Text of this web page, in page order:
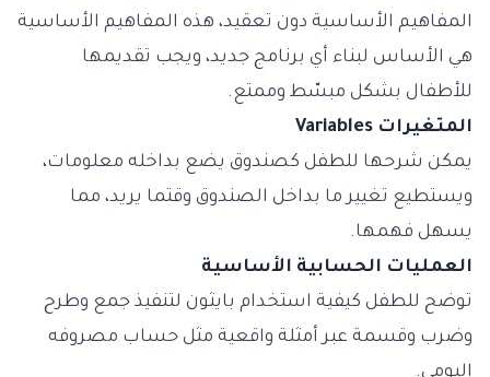
المفاهيم الأساسية دون تعقيد، هذه المفاهيم الأساسية
هي الأساس لبناء أي برنامج جديد، ويجب تقديمها
للأطفال بشكل مبسّط وممتع.
المتغيرات Variables
يمكن شرحها للطفل كصندوق يضع بداخله معلومات،
ويستطيع تغيير ما بداخل الصندوق وقتما يريد، مما
يسهل فهمها.
العمليات الحسابية الأساسية
توضح للطفل كيفية استخدام بايثون لتنفيذ جمع وطرح
وضرب وقسمة عبر أمثلة واقعية مثل حساب مصروفه
اليومي.